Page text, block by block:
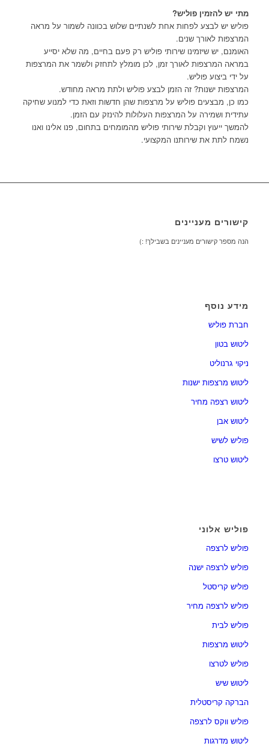
מתי יש להזמין פוליש?
פוליש יש לבצע לפחות אחת לשנתיים שלוש בכוונה לשמור על מראה
המרצפות לאורך שנים.
האומנם, יש שיזמינו שירותי פוליש רק פעם בחיים, מה שלא יסייע
במראה המרצפות לאורך זמן, לכן מומלץ לתחזק ולשמר את המרצפות
על ידי ביצוע פוליש.
המרצפות ישנות? זה הזמן לבצע פוליש ולתת מראה מחודש.
כמו כן, מבצעים פוליש על מרצפות שהן חדשות וזאת כדי למנוע שחיקה
עתידית ושמירה על המרצפות העלולות להינזק עם הזמן.
להמשך ייעוץ וקבלת שירותי פוליש מהמומחים בתחום, פנו אלינו ואנו
נשמח לתת את שירותנו המקצועי.
קישורים מעניינים
הנה מספר קישורים מעניינים בשבילך! :)
מידע נוסף
חברת פוליש
ליטוש בטון
ניקוי גרנוליט
ליטוש מרצפות ישנות
ליטוש רצפה מחיר
ליטוש אבן
פוליש לשיש
ליטוש טרצו
פוליש אלוני
פוליש לרצפה
פוליש לרצפה ישנה
פוליש קריסטל
פוליש לרצפה מחיר
פוליש לבית
ליטוש מרצפות
פוליש לטרצו
ליטוש שיש
הברקה קריסטלית
פוליש ווקס לרצפה
ליטוש מדרגות